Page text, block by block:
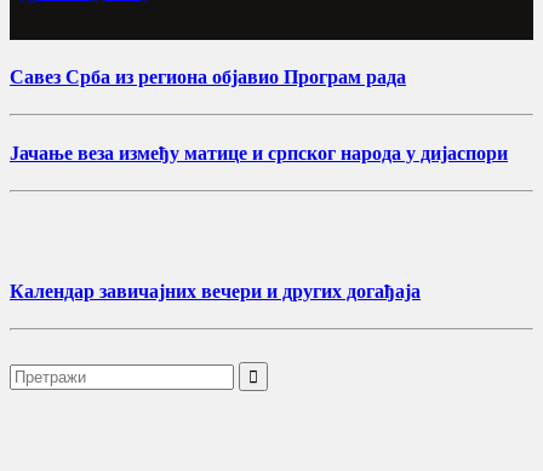
Савез Срба из региона објавио Програм рада
Јачање веза између матице и српског народа у дијаспори
Календар завичајних вечери и других догађаја